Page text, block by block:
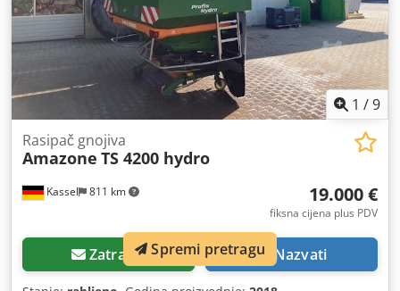
1 /9
Kassel 811 km
Rasipač gnojiva
Amazone TS 4200 hydro
19.000 €
fiksna cijena plus PDV
Zatražiti Nazvati
Spremi pretragu